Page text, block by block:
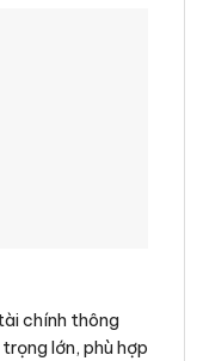
chính thông
lớn, phù hợp